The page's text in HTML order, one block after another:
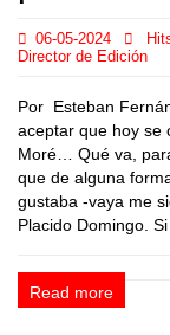
06-05-2024
Director de Edición
Por Esteban
aceptar que hoy se
Moré… Qué va,
que de alguna
gustaba -vaya me
Placido Domingo.
Read more